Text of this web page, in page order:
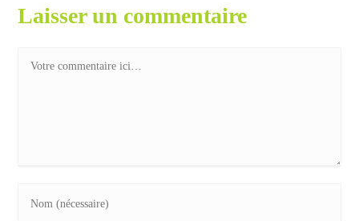
Laisser un commentaire